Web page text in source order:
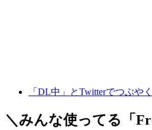
「DL中」とTwitterでつぶやく
＼みんな使ってる「